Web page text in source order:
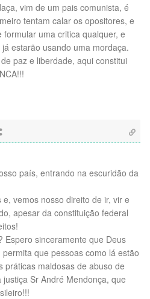
vim de um pais comunista, é
tentam calar os opositores, e
uma critica qualquer, e
estarão usando uma mordaça.
paz e liberdade, aqui constitui
país, entrando na escuridão da
vemos nosso direito de ir, vir e
apesar da constituição federal
Espero sinceramente que Deus
que pessoas como lá estão
práticas maldosas de abuso de
Sr André Mendonça, que